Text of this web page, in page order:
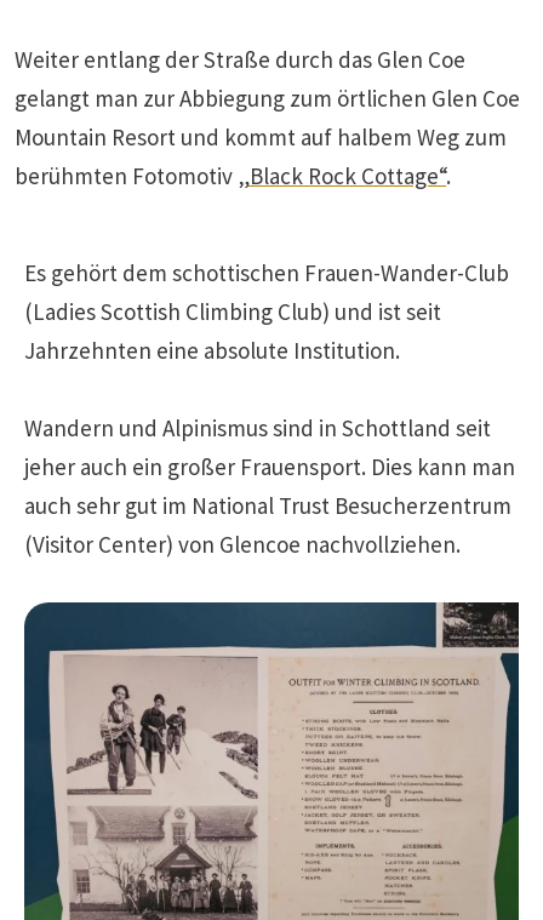
Weiter entlang der Straße durch das Glen Coe
gelangt man zur Abbiegung zum örtlichen Glen Coe
Mountain Resort und kommt auf halbem Weg zum
berühmten Fotomotiv „Black Rock Cottage“.
Es gehört dem schottischen Frauen-Wander-Club
(Ladies Scottish Climbing Club) und ist seit
Jahrzehnten eine absolute Institution.
Wandern und Alpinismus sind in Schottland seit
jeher auch ein großer Frauensport. Dies kann man
auch sehr gut im National Trust Besucherzentrum
(Visitor Center) von Glencoe nachvollziehen.